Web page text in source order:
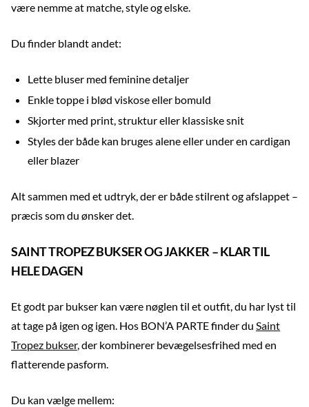
være nemme at matche, style og elske.
Du finder blandt andet:
Lette bluser med feminine detaljer
Enkle toppe i blød viskose eller bomuld
Skjorter med print, struktur eller klassiske snit
Styles der både kan bruges alene eller under en cardigan
eller blazer
Alt sammen med et udtryk, der er både stilrent og afslappet –
præcis som du ønsker det.
SAINT TROPEZ BUKSER OG JAKKER – KLAR TIL
HELE DAGEN
Et godt par bukser kan være nøglen til et outfit, du har lyst til
at tage på igen og igen. Hos BON’A PARTE finder du Saint
Tropez bukser, der kombinerer bevægelsesfrihed med en
flatterende pasform.
Du kan vælge mellem: